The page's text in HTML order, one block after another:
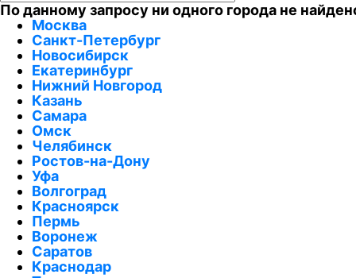
По данному запросу ни одного города не
Москва
Санкт-Петербург
Новосибирск
Екатеринбург
Нижний Новгород
Казань
Самара
Омск
Челябинск
Ростов-на-Дону
Уфа
Волгоград
Красноярск
Пермь
Воронеж
Саратов
Краснодар